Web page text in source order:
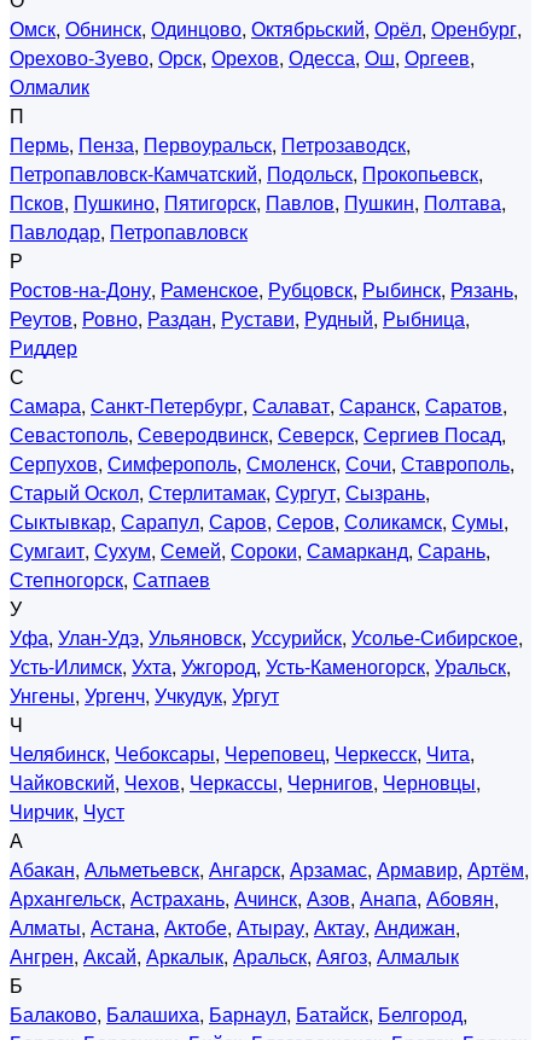
Омск, Обнинск, Одинцово, Октябрьский, Орёл, Оренбург,
Орехово-Зуево, Орск, Орехов, Одесса, Ош, Оргеев,
Олмалик
П
Пермь, Пенза, Первоуральск, Петрозаводск,
Петропавловск-Камчатский, Подольск, Прокопьевск,
Псков, Пушкино, Пятигорск, Павлов, Пушкин, Полтава,
Павлодар, Петропавловск
Р
Ростов-на-Дону, Раменское, Рубцовск, Рыбинск, Рязань,
Реутов, Ровно, Раздан, Рустави, Рудный, Рыбница,
Риддер
С
Самара, Санкт-Петербург, Салават, Саранск, Саратов,
Севастополь, Северодвинск, Северск, Сергиев Посад,
Серпухов, Симферополь, Смоленск, Сочи, Ставрополь,
Старый Оскол, Стерлитамак, Сургут, Сызрань,
Сыктывкар, Сарапул, Саров, Серов, Соликамск, Сумы,
Сумгаит, Сухум, Семей, Сороки, Самарканд, Сарань,
Степногорск, Сатпаев
У
Уфа, Улан-Удэ, Ульяновск, Уссурийск, Усолье-Сибирское,
Усть-Илимск, Ухта, Ужгород, Усть-Каменогорск, Уральск,
Унгены, Ургенч, Учкудук, Ургут
Ч
Челябинск, Чебоксары, Череповец, Черкесск, Чита,
Чайковский, Чехов, Черкассы, Чернигов, Черновцы,
Чирчик, Чуст
А
Абакан, Альметьевск, Ангарск, Арзамас, Армавир, Артём,
Архангельск, Астрахань, Ачинск, Азов, Анапа, Абовян,
Алматы, Астана, Актобе, Атырау, Актау, Андижан,
Ангрен, Аксай, Аркалык, Аральск, Аягоз, Алмалык
Б
Балаково, Балашиха, Барнаул, Батайск, Белгород,